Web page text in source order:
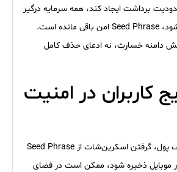
برداشت ایجاد کند، همه سرمایه درگیر
نیست. اگر موبایل گم شود، Seed Phrase امن باقی مانده است.
دامنه خسارت، نه ادعای حذف کامل
کاربران در امنیت
اولین خطای امنیت کیف پول، گرفتن اسکرین‌شات از Seed Phrase
موبایل ذخیره شود، ممکن است در فضای